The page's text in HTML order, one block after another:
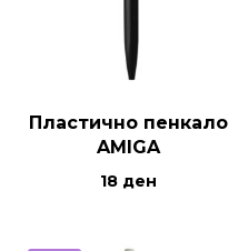
Пластично пенкало
AMIGA
18 ден